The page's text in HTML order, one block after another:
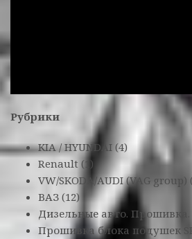
Рубрики
KIA / HYUNDAI (4)
Renault (1)
VW/SKODA/AUDI (VAG group)
ВАЗ (12)
Дизельные авто. Прошивка.
Прошивка блока подушек